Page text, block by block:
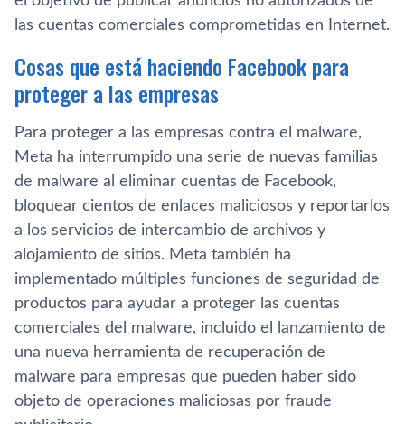
las cuentas comerciales comprometidas en Internet.
Cosas que está haciendo Facebook para
proteger a las empresas
Para proteger a las empresas contra el malware,
Meta ha interrumpido una serie de nuevas familias
de malware al eliminar cuentas de Facebook,
bloquear cientos de enlaces maliciosos y reportarlos
a los servicios de intercambio de archivos y
alojamiento de sitios. Meta también ha
implementado múltiples funciones de seguridad de
productos para ayudar a proteger las cuentas
comerciales del malware, incluido el lanzamiento de
una nueva herramienta de recuperación de
malware para empresas que pueden haber sido
objeto de operaciones maliciosas por fraude